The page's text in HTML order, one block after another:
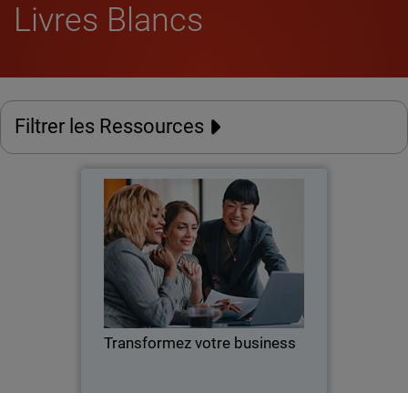
Livres Blancs
Filtrer les Ressources
Thumbnail
Transformez votre business
Transformez votre business
Comment ajouter des services
managés, comme MDR, à la sécurité
des terminaux, des réseaux et/ou des
identités